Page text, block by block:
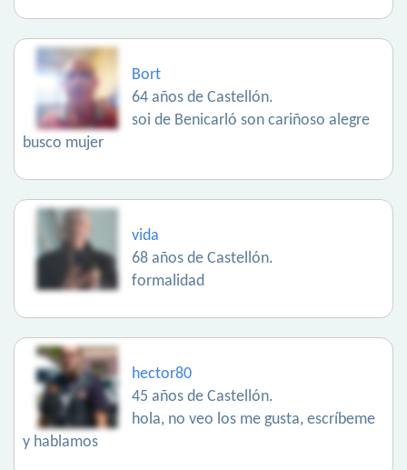
Bort
64 años de Castellón.
soi de Benicarló son cariñoso alegre
busco mujer
vida
68 años de Castellón.
formalidad
hector80
45 años de Castellón.
hola, no veo los me gusta, escríbeme
y hablamos